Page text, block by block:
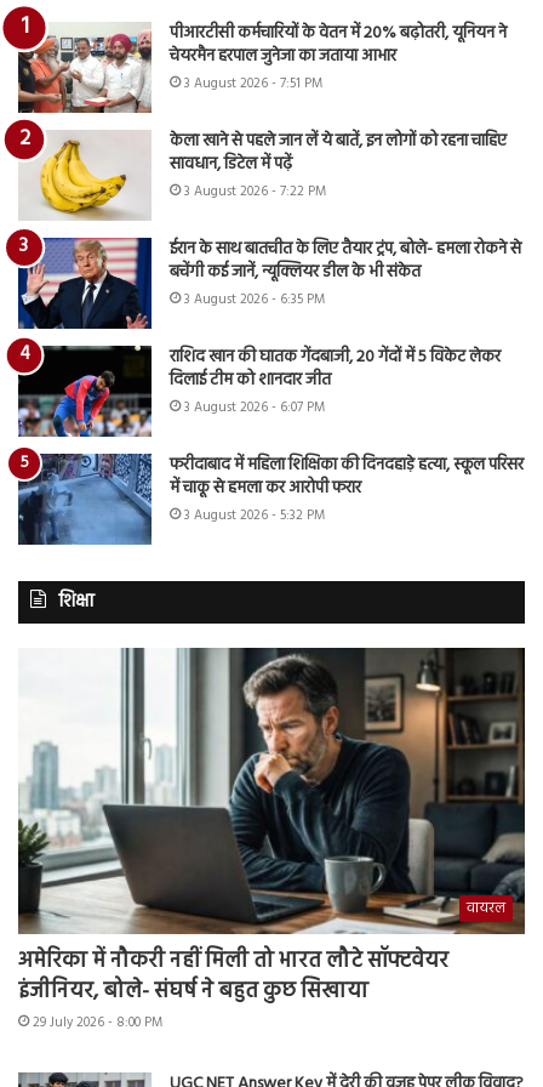
पीआरटीसी कर्मचारियों के वेतन में 20% बढ़ोतरी, यूनियन ने
चेयरमैन हरपाल जुनेजा का जताया आभार
3 August 2026 - 7:51 PM
केला खाने से पहले जान लें ये बातें, इन लोगों को रहना चाहिए
सावधान, डिटेल में पढ़ें
3 August 2026 - 7:22 PM
ईरान के साथ बातचीत के लिए तैयार ट्रंप, बोले- हमला रोकने से
बचेंगी कई जानें, न्यूक्लियर डील के भी संकेत
3 August 2026 - 6:35 PM
राशिद खान की घातक गेंदबाजी, 20 गेंदों में 5 विकेट लेकर
दिलाई टीम को शानदार जीत
3 August 2026 - 6:07 PM
फरीदाबाद में महिला शिक्षिका की दिनदहाड़े हत्या, स्कूल परिसर
में चाकू से हमला कर आरोपी फरार
3 August 2026 - 5:32 PM
शिक्षा
वायरल
अमेरिका में नौकरी नहीं मिली तो भारत लौटे सॉफ्टवेयर
इंजीनियर, बोले- संघर्ष ने बहुत कुछ सिखाया
29 July 2026 - 8:00 PM